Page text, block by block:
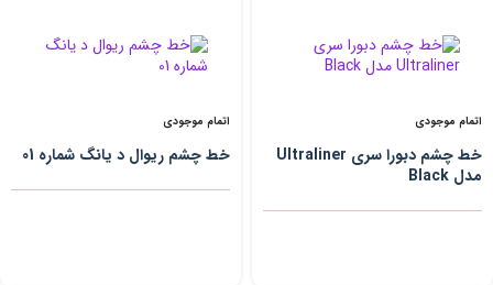
اتمام موجودی
خط چشم دبورا سری Ultraliner
مدل Black
اتمام موجودی
خط چشم ریوال د یانگ شماره 01